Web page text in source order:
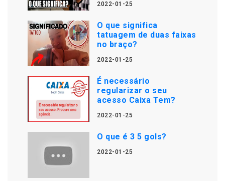
2022-01-25
O que significa
tatuagem de duas faixas
no braço?
2022-01-25
É necessário
regularizar o seu
acesso Caixa Tem?
2022-01-25
O que é 3 5 gols?
2022-01-25